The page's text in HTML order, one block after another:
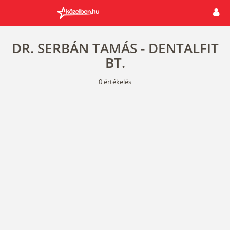
DR. SERBÁN TAMÁS - DENTALFIT
BT.
0értékelés